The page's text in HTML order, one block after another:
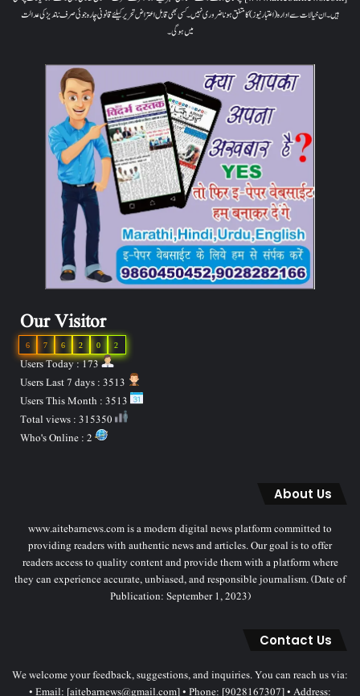
ہیں۔ ان خیالات سے ادارہ (اعتبار نیوز) کا متفق ہونا ضروری نہیں۔ کسی بھی قابل اعتراض تحریر کیلئے قانونی چارہ جوئی صرف ناندیڑ کی عدالت
میں ہوگی۔
Our Visitor
2
0
2
6
7
6
Users Today : 173
About Us
www.aitebarnews.com is a modern digital news platform committed to
providing readers with authentic news and articles. Our goal is to offer
readers access to quality content and provide them with a platform where
they can experience accurate, unbiased, and responsible journalism. (Date of
Publication: September 1, 2023)
Contact Us
We welcome your feedback, suggestions, and inquiries. You can reach us via:
• Email: [aitebarnews@gmail.com] • Phone: [9028167307] • Address: